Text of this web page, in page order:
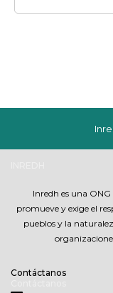
Inredh es una
promueve y exige el
pueblos y la
Contáctanos